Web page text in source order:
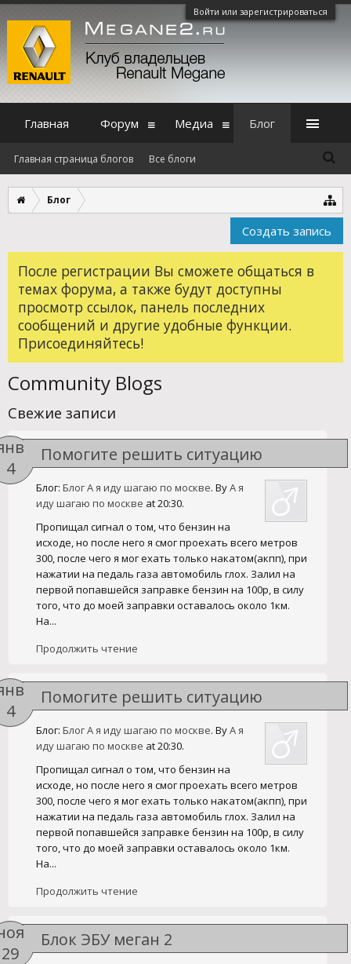
Войти или зарегистрироваться
Создать запись
Блог
После регистрации Вы сможете общаться в
темах форума, а также будут доступны
просмотр ссылок, панель последних
сообщений и другие удобные функции.
Присоединяйтесь!
Community Blogs
Свежие записи
4
Помогите решить ситуацию
Блог: Блог А я иду шагаю по москве. ByА я
иду шагаю по москве at 20:30.
Продолжить чтение
Пропищал сигнал о том, что бензин на
исходе, но после него я смог проехать всего метров
300, после чего я мог ехать только накатом(акпп), при
нажатии на педаль газа автомобиль глох. Залил на
первой попавшейся заправке бензин на 100р, в силу
того, что до моей заправки оставалось около 1км.
На...
4
Помогите решить ситуацию
Блог: Блог А я иду шагаю по москве. ByА я
иду шагаю по москве at 20:30.
Продолжить чтение
Пропищал сигнал о том, что бензин на
исходе, но после него я смог проехать всего метров
300, после чего я мог ехать только накатом(акпп), при
нажатии на педаль газа автомобиль глох. Залил на
первой попавшейся заправке бензин на 100р, в силу
того, что до моей заправки оставалось около 1км.
На...
29
Блок ЭБУ меган 2
Главная Форум Медиа Блог
Главная страница блогов Все блоги